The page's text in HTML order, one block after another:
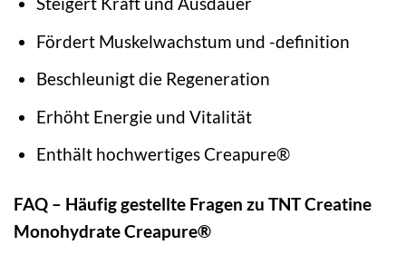
Fördert Muskelwachstum und -definition
Beschleunigt die Regeneration
Erhöht Energie und Vitalität
Enthält hochwertiges Creapure®
FAQ – Häufig gestellte Fragen zu TNT Creatine
Monohydrate Creapure®